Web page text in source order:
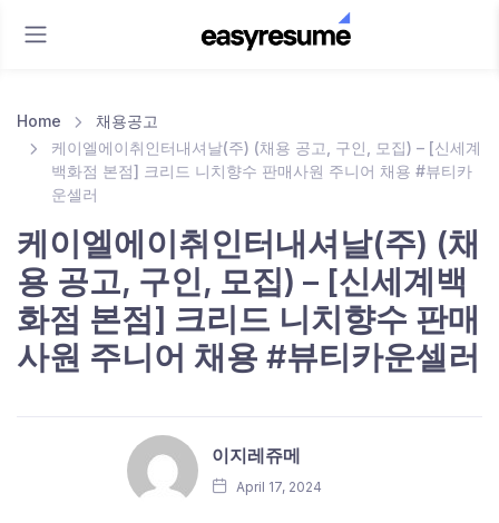
Home
채용공고
케이엘에이취인터내셔날(주) (채용 공고, 구인, 모집) – [신세계
백화점 본점] 크리드 니치향수 판매사원 주니어 채용 #뷰티카
운셀러
케이엘에이취인터내셔날(주) (채
용 공고, 구인, 모집) – [신세계백
화점 본점] 크리드 니치향수 판매
사원 주니어 채용 #뷰티카운셀러
이지레쥬메
April 17, 2024